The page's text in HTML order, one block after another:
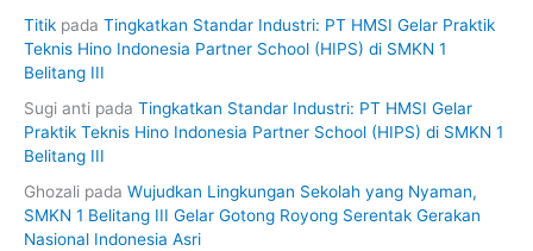
Titik pada Tingkatkan Standar Industri: PT HMSI Gelar Praktik
Teknis Hino Indonesia Partner School (HIPS) di SMKN 1
Belitang III
Sugi anti pada Tingkatkan Standar Industri: PT HMSI Gelar
Praktik Teknis Hino Indonesia Partner School (HIPS) di SMKN 1
Belitang III
Ghozali pada Wujudkan Lingkungan Sekolah yang Nyaman,
SMKN 1 Belitang III Gelar Gotong Royong Serentak Gerakan
Nasional Indonesia Asri